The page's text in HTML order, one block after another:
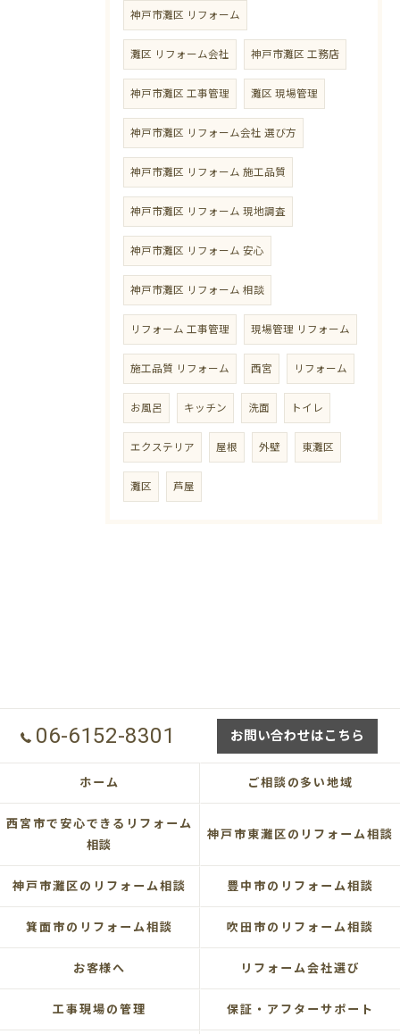
神戸市灘区 リフォーム
灘区 リフォーム会社 神戸市灘区 工務店
神戸市灘区 工事管理 灘区 現場管理
神戸市灘区 リフォーム会社 選び方
神戸市灘区 リフォーム 施工品質
神戸市灘区 リフォーム 現地調査
神戸市灘区 リフォーム 安心
神戸市灘区 リフォーム 相談
リフォーム 工事管理 現場管理 リフォーム
施工品質 リフォーム 西宮 リフォーム
お風呂 キッチン 洗面 トイレ
エクステリア 屋根 外壁 東灘区
灘区 芦屋
06-6152-8301 お問い合わせはこちら
ホーム ご相談の多い地域
西宮市で安心できるリフォーム
相談
神戸市東灘区のリフォーム相談
神戸市灘区のリフォーム相談 豊中市のリフォーム相談
箕面市のリフォーム相談 吹田市のリフォーム相談
お客様へ リフォーム会社選び
工事現場の管理 保証・アフターサポート